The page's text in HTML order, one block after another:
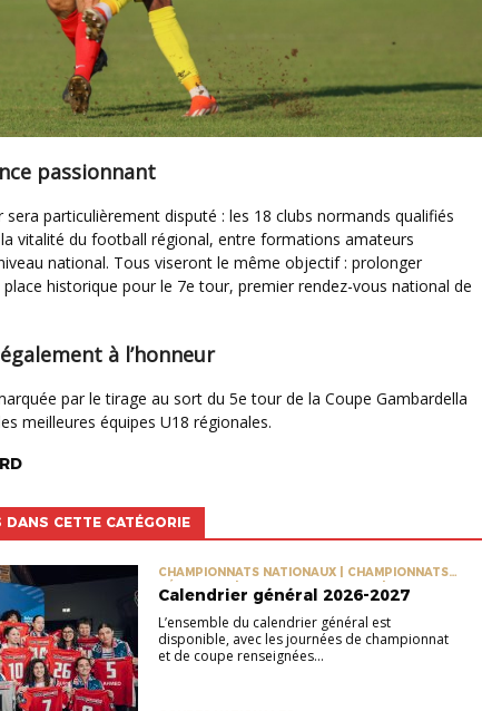
passionnant
vitalité du football régional, entre formations amateurs
national. Tous viseront le même objectif : prolonger
place historique pour le 7e tour, premier rendez-vous national de
à l’honneur
meilleures équipes U18 régionales.
CETTE CATÉGORIE
CHAMPIONNATS NATIONAUX | CHAMPIONNATS
RÉGIONAUX | COUPES NATIONALES | COUPES
RÉGIONALES
Calendrier général 2026-2027
L’ensemble du calendrier général est
disponible, avec les journées de championnat
et de coupe renseignées...